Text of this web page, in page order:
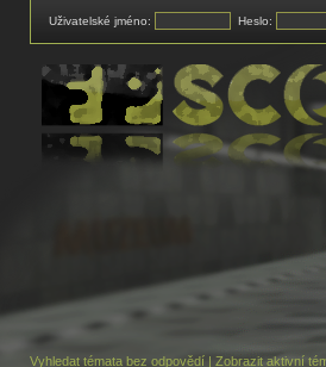
Uživatelské jméno: Heslo:
Vyhledat témata bez odpovědí | Zobrazit aktivní